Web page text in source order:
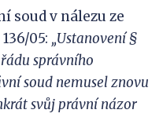
soud v nálezu ze
05: „Ustanovení §
správního
soud nemusel znovu
svůj právní názor